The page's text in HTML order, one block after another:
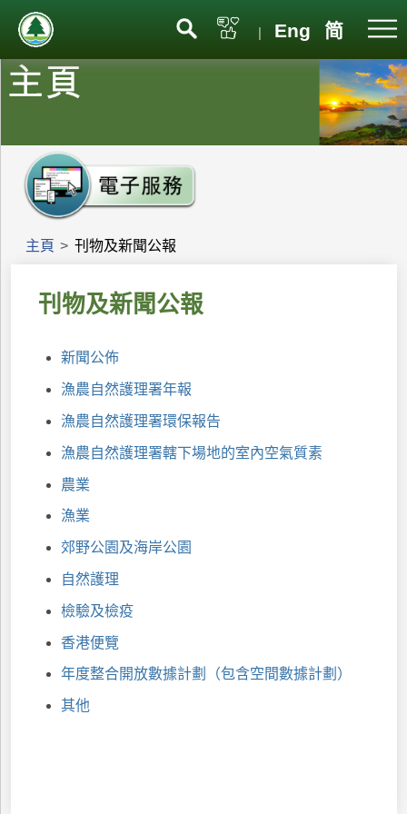
| Eng 简
主頁 > 刊物及新聞公報
刊物及新聞公報
新聞公佈
漁農自然護理署年報
漁農自然護理署環保報告
漁農自然護理署轄下場地的室內空氣質素
農業
漁業
郊野公園 及海岸公園
自然護理
檢驗及檢疫
香港便覽
年度整合開放數據計劃（包含空間數據計劃）
其他